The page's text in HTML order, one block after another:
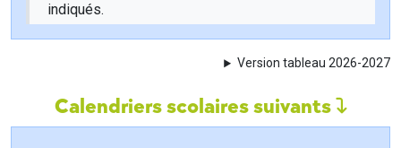
indiqués.
Version tableau 2026-2027
Calendriers scolaires suivants